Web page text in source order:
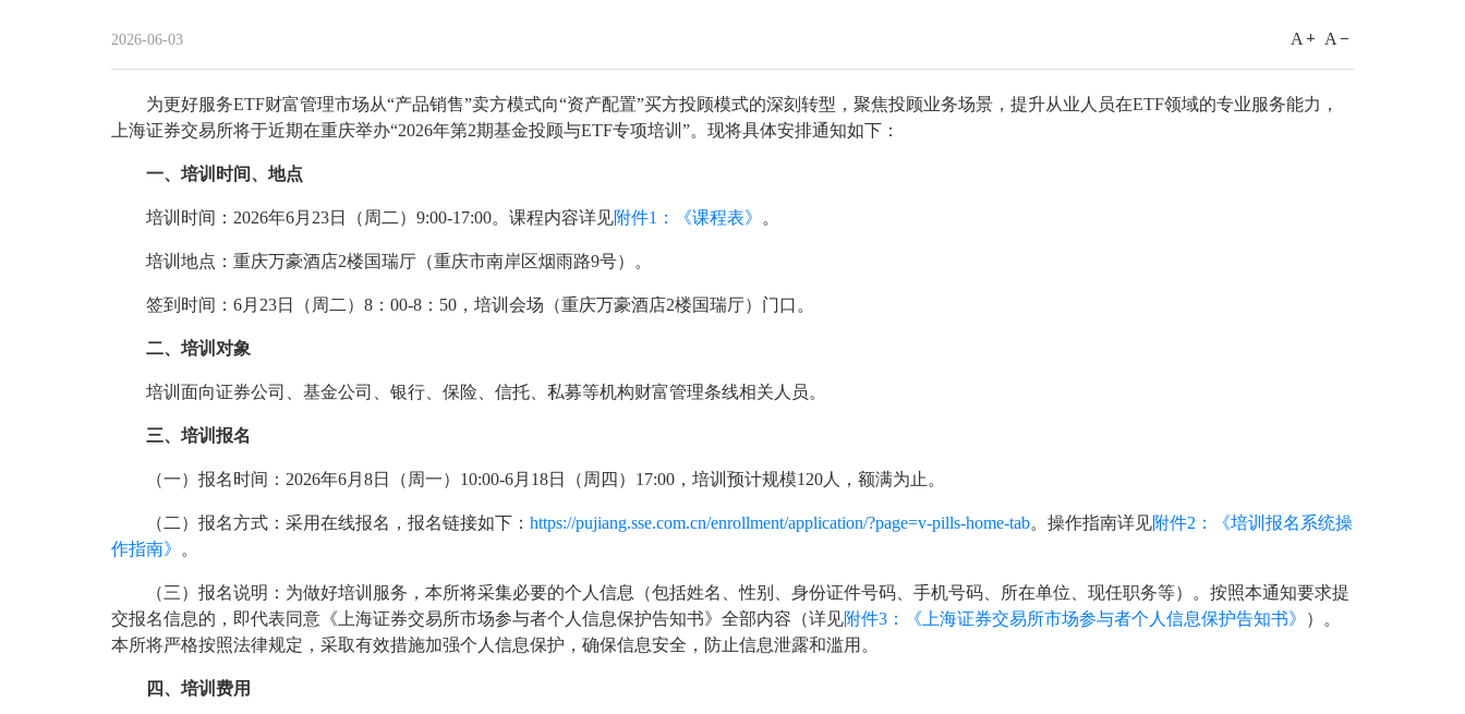
2026-06-03 A A
为更好服务ETF财富管理市场从“产品销售”卖方模式向“资产配置”买方投顾模式的深刻转型，聚焦投顾业务场景，提升从业人员在ETF领域的专业服务能力，
上海证券交易所将于近期在重庆举办“2026年第2期基金投顾与ETF专项培训”。现将具体安排通知如下：
一、培训时间、地点
培训时间：2026年6月23日（周二）9:00-17:00。课程内容详见附件1：《课程表》 。
培训地点：重庆万豪酒店2楼国瑞厅（重庆市南岸区烟雨路9号）。
签到时间：6月23日（周二）8：00-8：50，培训会场（重庆万豪酒店2楼国瑞厅）门口。
二、培训对象
培训面向证券公司、基金公司、银行、保险、信托、私募等机构财富管理条线相关人员。
三、培训报名
（一）报名时间：2026年6月8日（周一）10:00-6月18日（周四）17:00，培训预计规模120人，额满为止。
（二）报名方式：采用在线报名，报名链接如下： https://pujiang.sse.com.cn/enrollment/application/?page=v-pills-home-tab。操作指南详见附件2：《培训报名系统操
作指南》
。
（三）报名说明：为做好培训服务，本所将采集必要的个人信息（包括姓名、性别、身份证件号码、手机号码、所在单位、现任职务等）。按照本通知要求提
交报名信息的，即代表同意《上海证券交易所市场参与者个人信息保护告知书》全部内容（详见附件3：《上海证券交易所市场参与者个人信息保护告知书》
）。
本所将严格按照法律规定，采取有效措施加强个人信息保护，确保信息安全，防止信息泄露和滥用。
四、培训费用